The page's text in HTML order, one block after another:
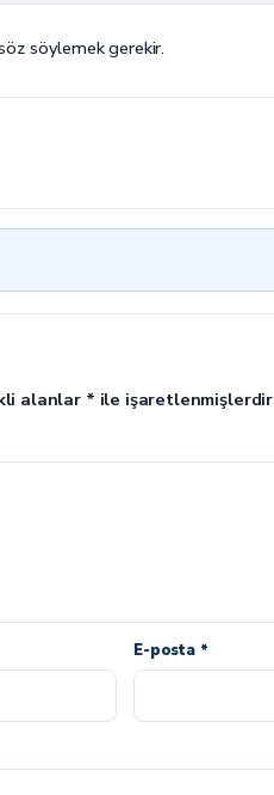
söylemek gerekir.
alanlar * ile işaretlenmişlerdir
E-posta *